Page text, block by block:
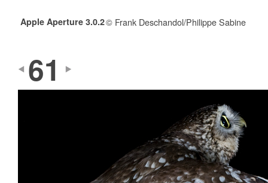
Apple Aperture 3.0.2© Frank Deschandol/Philippe Sabine
61